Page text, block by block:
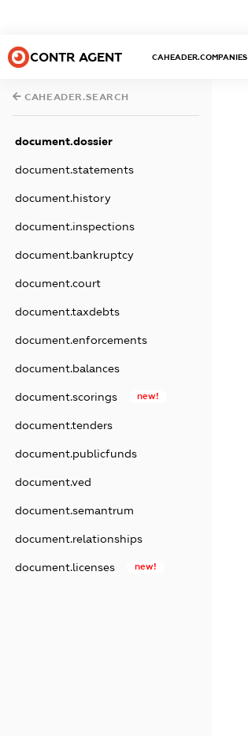
CONTR AGENT CAHEADER.COMPANIES
CAHEADER.SEARCH
document.dossier
document.statements
document.history
document.inspections
document.bankruptcy
document.court
document.taxdebts
document.enforcements
document.balances
document.scorings new!
document.tenders
document.publicfunds
document.ved
document.semantrum
document.relationships
document.licenses new!